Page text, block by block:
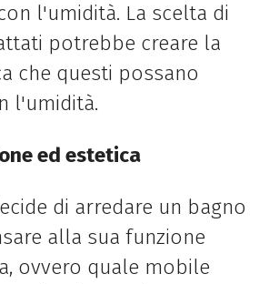
l'umidità. La scelta di
potrebbe creare la
che questi possano
l'umidità.
ed estetica
di arredare un bagno
alla sua funzione
ovvero quale mobile